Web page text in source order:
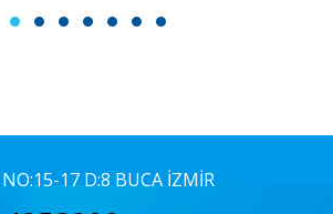
1 2 3 4 5 6 7
17 D:8 BUCA İZMIR